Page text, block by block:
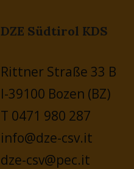
DZE Südtirol KDS
Rittner Straße 33 B
I-39100 Bozen (BZ)
T 0471 980 287
info@dze-csv.it
dze-csv@pec.it